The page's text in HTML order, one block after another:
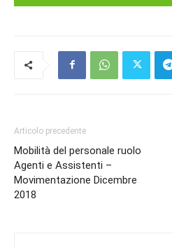
Articolo precedente
Mobilità del personale ruolo
Agenti e Assistenti –
Movimentazione Dicembre
2018